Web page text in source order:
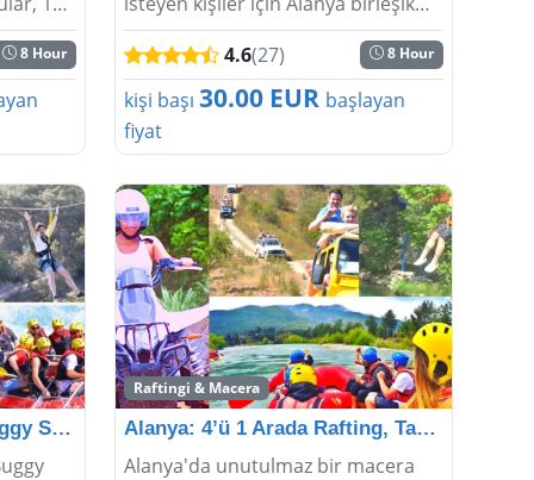
8 Hour
turlar düzenlenir. Safariye çıkmak
isteyenler için de aynı şekilde en
eğlenceli ve sıkmayan turlar düz...
4.6(27) 8 Hour
kişi başı 30.00 EUR başlayan
fiyat
Alanya: Rafting, Quad/Buggy Safari ve Zipline Kombinas
Raftingi & Macera
Alanya: 4’ü 1 Arada Rafting, Tazı Kanyonu, Zipline
Alanya'da unutulmaz bir macera